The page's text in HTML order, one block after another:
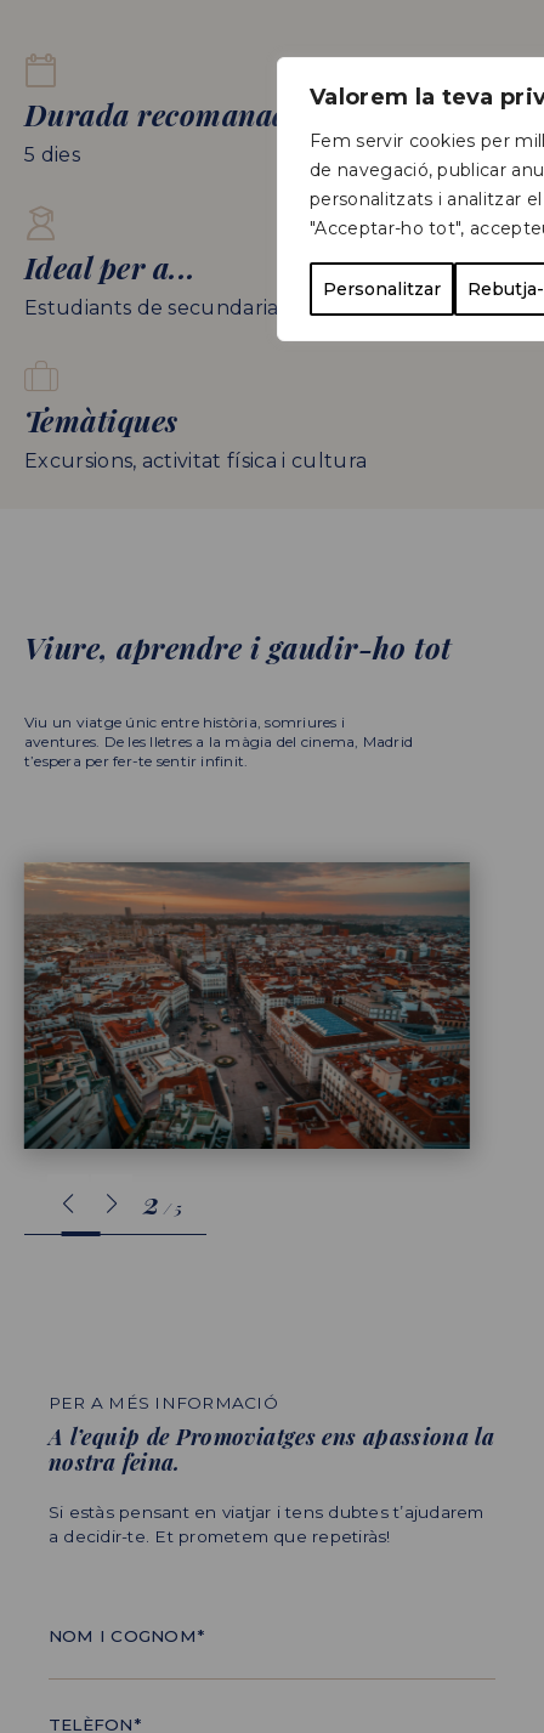
Valorem la teva
Fem servir cookies per
de navegació, publicar
personalitzats i analitzar
"Acceptar-ho tot",
Personalitzar
Durada recomanada
5 dies
Ideal per a...
Estudiants de secundaria i batxillerat
Temàtiques
Excursions, activitat física i cultura
Viure, aprendre i gaudir-ho tot
Viu un viatge únic entre història, somriures i
aventures. De les lletres a la màgia del cinema, Madrid
t’espera per fer-te sentir infinit.
3 /5
PER A MÉS INFORMACIÓ
A l’equip de Promoviatges ens apassiona la
nostra feina.
Si estàs pensant en viatjar i tens dubtes t’ajudarem
a decidir-te. Et prometem que repetiràs!
NOM I COGNOM*
TELÈFON*